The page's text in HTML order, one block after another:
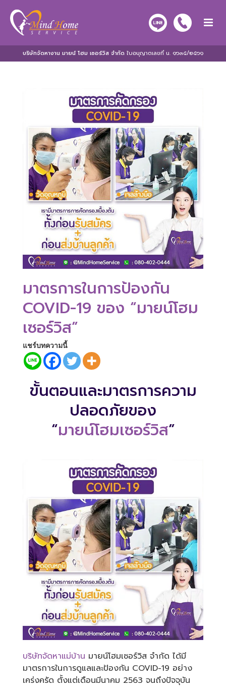
มาตรการในการป้องกัน
COVID-19 ของ “มายน์โฮม
เซอร์วิส”
แชร์บทความนี้
ขั้นตอนและมาตรการความ
ปลอดภัยของ
“มายน์โฮมเซอร์วิส”
บริษัทจัดหาแม่บ้าน มายน์โฮมเซอร์วิส จำกัด ได้มี
มาตรการในการดูแลและป้องกัน COVID-19 อย่าง
เคร่งครัด ตั้งแต่เดือนมีนาคม 2563 จนถึงปัจจุบัน
บริษัทจัดหางาน มายน์ โฮม เซอร์วิส จำกัด ใบอนุญาตเลขที่ น. ๑๖๓๕/๒๕๖๑